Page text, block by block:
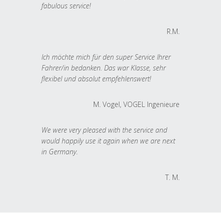
fabulous service!
R.M.
Ich möchte mich für den super Service Ihrer
Fahrer/in bedanken. Das war Klasse, sehr
flexibel und absolut empfehlenswert!
M. Vogel, VOGEL Ingenieure
We were very pleased with the service and
would happily use it again when we are next
in Germany.
T. M.